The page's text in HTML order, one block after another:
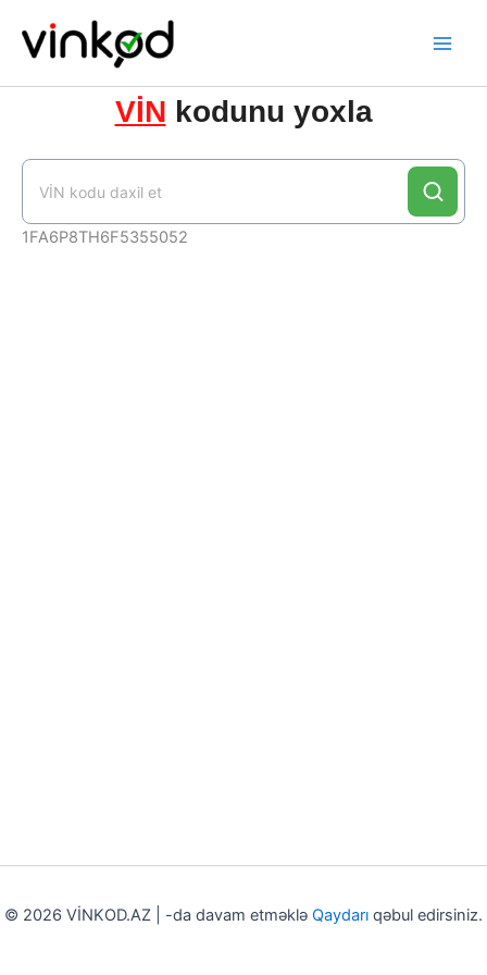
content
VİN kodunu yoxla
1FA6P8TH6F5355052
© 2026 VİNKOD.AZ | -da davam etməklə Qaydarı qəbul edirsiniz.